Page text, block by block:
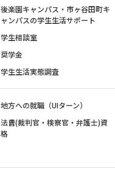
後楽園キャンパス・市ヶ谷田町キ
ャンパスの学生生活サポート
学生相談室
奨学金
学生生活実態調査
地方への就職（UIターン）
法曹(裁判官・検察官・弁護士)資
格